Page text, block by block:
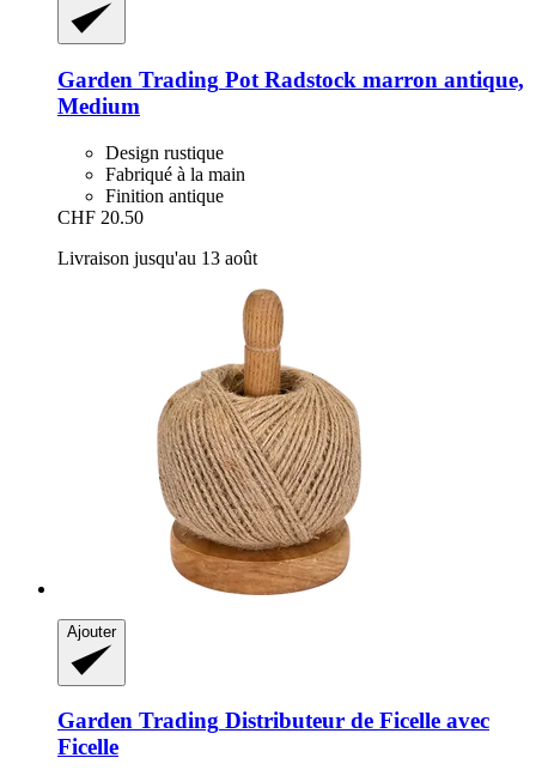
Garden Trading Pot Radstock marron antique,
Medium
Design rustique
Fabriqué à la main
Finition antique
CHF 20.50
Livraison jusqu'au 13 août
Ajouter
Garden Trading Distributeur de Ficelle avec
Ficelle